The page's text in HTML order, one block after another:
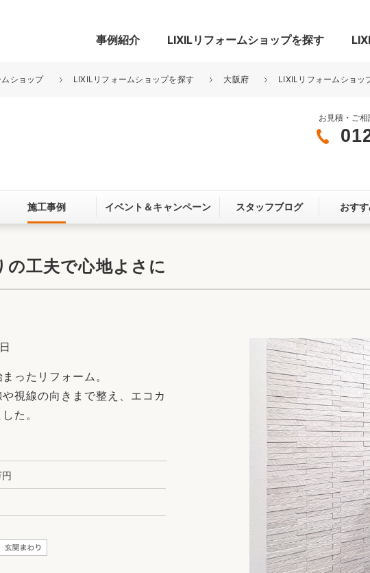
事例紹介
トイレ 玄関まわり 門まわり
ガーデンスペース カースペース
3Dシミュレーション
LIXILリフォームショップを探す
ついて
組み お客さま満足度アンケート
ここちいい
リフォーム
ォームをワン
ショップ LIXILリフォームショップを探す 大阪府 LIXILリフォームショッ
お見積・ご
施工事例 イベント＆キャンペーン スタッフブログ おす
工夫で心地よさに
ったリフォーム。
視線の向きまで整え、エコカ
た。